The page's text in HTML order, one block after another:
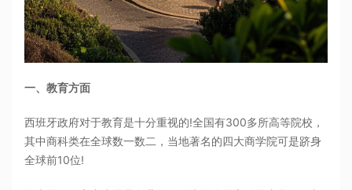
一、教育方面
西班牙政府对于教育是十分重视的!全国有300多所高等院校，
其中商科类在全球数一数二，当地著名的四大商学院可是跻身
全球前10位!